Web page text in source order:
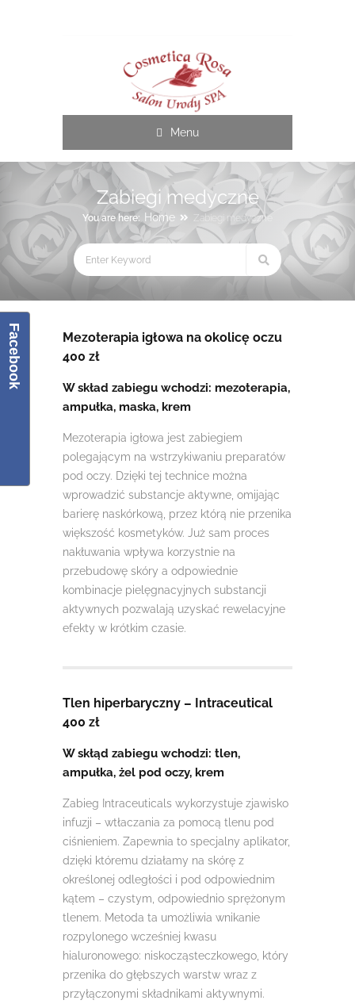
Menu
Zabiegi medyczne
You are here: Home Zabiegi medyczne
Mezoterapia igłowa na okolicę oczu
400 zł
W skład zabiegu wchodzi: mezoterapia,
ampułka, maska, krem
Mezoterapia igłowa jest zabiegiem
polegającym na wstrzykiwaniu preparatów
pod oczy. Dzięki tej technice można
wprowadzić substancje aktywne, omijając
barierę naskórkową, przez którą nie przenika
większość kosmetyków. Już sam proces
nakłuwania wpływa korzystnie na
przebudowę skóry a odpowiednie
kombinacje pielęgnacyjnych substancji
aktywnych pozwalają uzyskać rewelacyjne
efekty w krótkim czasie.
Tlen hiperbaryczny – Intraceutical
400 zł
W skłąd zabiegu wchodzi: tlen,
ampułka, żel pod oczy, krem
Zabieg Intraceuticals wykorzystuje zjawisko
infuzji – wtłaczania za pomocą tlenu pod
ciśnieniem. Zapewnia to specjalny aplikator,
dzięki któremu działamy na skórę z
określonej odległości i pod odpowiednim
kątem – czystym, odpowiednio sprężonym
tlenem. Metoda ta umożliwia wnikanie
rozpylonego wcześniej kwasu
hialuronowego: niskocząsteczkowego, który
przenika do głębszych warstw wraz z
przyłączonymi składnikami aktywnymi.
Facebook